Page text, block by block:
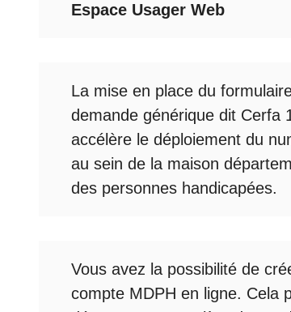
Espace Usager Web
La mise en place du
demande générique dit Cerfa
accélère le déploiement du
au sein de la maison
des personnes handicapées.
Vous avez la possibilité de
compte MDPH en ligne. Cela